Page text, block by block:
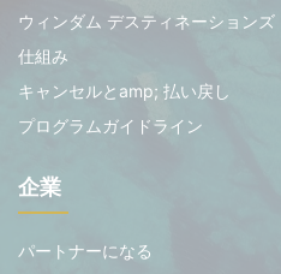
ウィンダム デスティネーションズ
仕組み
キャンセルとamp; 払い戻し
プログラムガイドライン
企業
パートナーになる